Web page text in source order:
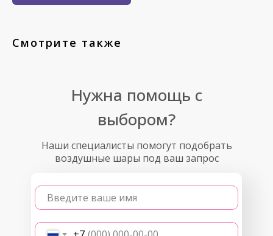
Смотрите также
Наши специалисты помогут подобрать
воздушные шары под ваш запрос
Введите ваше имя
Нужна помощь с
выбором?